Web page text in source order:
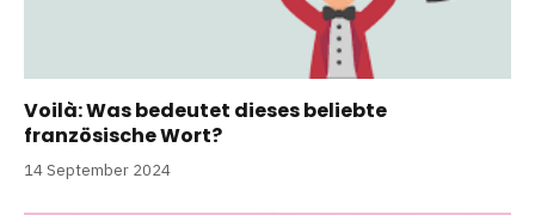
Voilà: Was bedeutet dieses beliebte
französische Wort?
14 September 2024